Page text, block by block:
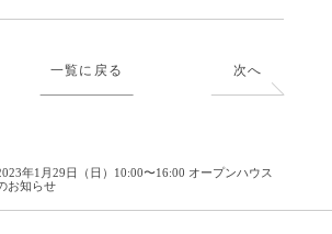
一覧に戻る 次へ
年1月29日（日）10:00〜16:00 オープンハウス
お知らせ